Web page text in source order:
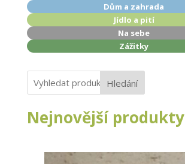
Dům a zahrada
Jídlo a pití
Na sebe
Zážitky
Hledání
Nejnovější produkty